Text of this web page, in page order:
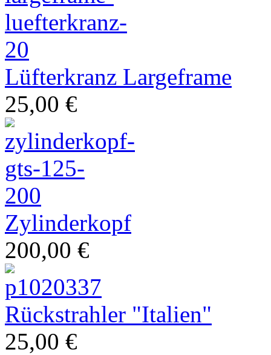
Ihr Spezialist für italienische Zweiräder
Restauration
Lüfterkranz Largeframe
25,00 €
Zylinderkopf
200,00 €
Rückstrahler "Italien"
25,00 €